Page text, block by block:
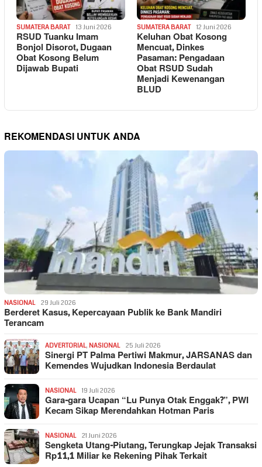
SUMATERA BARAT 13 Juni 2026
RSUD Tuanku Imam
Bonjol Disorot, Dugaan
Obat Kosong Belum
Dijawab Bupati
SUMATERA BARAT 12 Juni 2026
Keluhan Obat Kosong
Mencuat, Dinkes
Pasaman: Pengadaan
Obat RSUD Sudah
Menjadi Kewenangan
BLUD
REKOMENDASI UNTUK ANDA
NASIONAL 29 Juli 2026
Berderet Kasus, Kepercayaan Publik ke Bank Mandiri
Terancam
ADVERTORIAL, NASIONAL 25 Juli 2026
Sinergi PT Palma Pertiwi Makmur, JARSANAS dan
Kemendes Wujudkan Indonesia Berdaulat
NASIONAL 19 Juli 2026
Gara-gara Ucapan “Lu Punya Otak Enggak?”, PWI
Kecam Sikap Merendahkan Hotman Paris
NASIONAL 21 Juni 2026
Sengketa Utang-Piutang, Terungkap Jejak Transaksi
Rp11,1 Miliar ke Rekening Pihak Terkait